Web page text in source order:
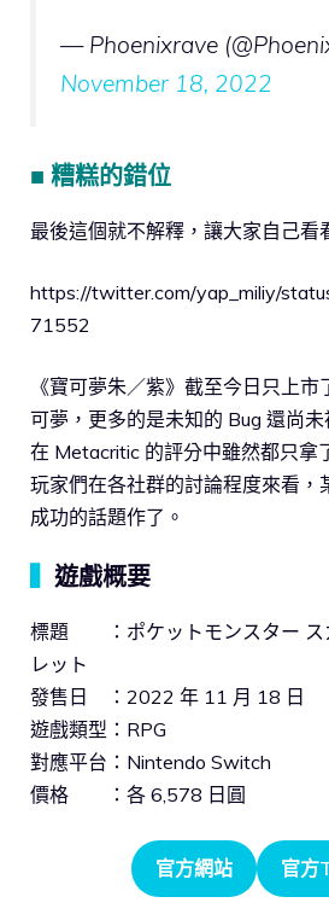
— Phoenixrave
November 18, 2022
■ 糟糕的錯位
最後這個就不解釋，讓大家自己看
https://twitter.com/yap_miliy/
71552
《寶可夢朱／紫》截至今日只上
可夢，更多的是未知的 Bug 還尚
在 Metacritic 的評分中雖然都只拿
玩家們在各社群的討論程度來看，
成功的話題作了。
遊戲概要
標題 ：ポケットモンスター ス
レット
發售日 ：2022 年 11 月 18 日
遊戲類型：RPG
對應平台：Nintendo Switch
價格 ：各 6,578 日圓
官方網站 官方